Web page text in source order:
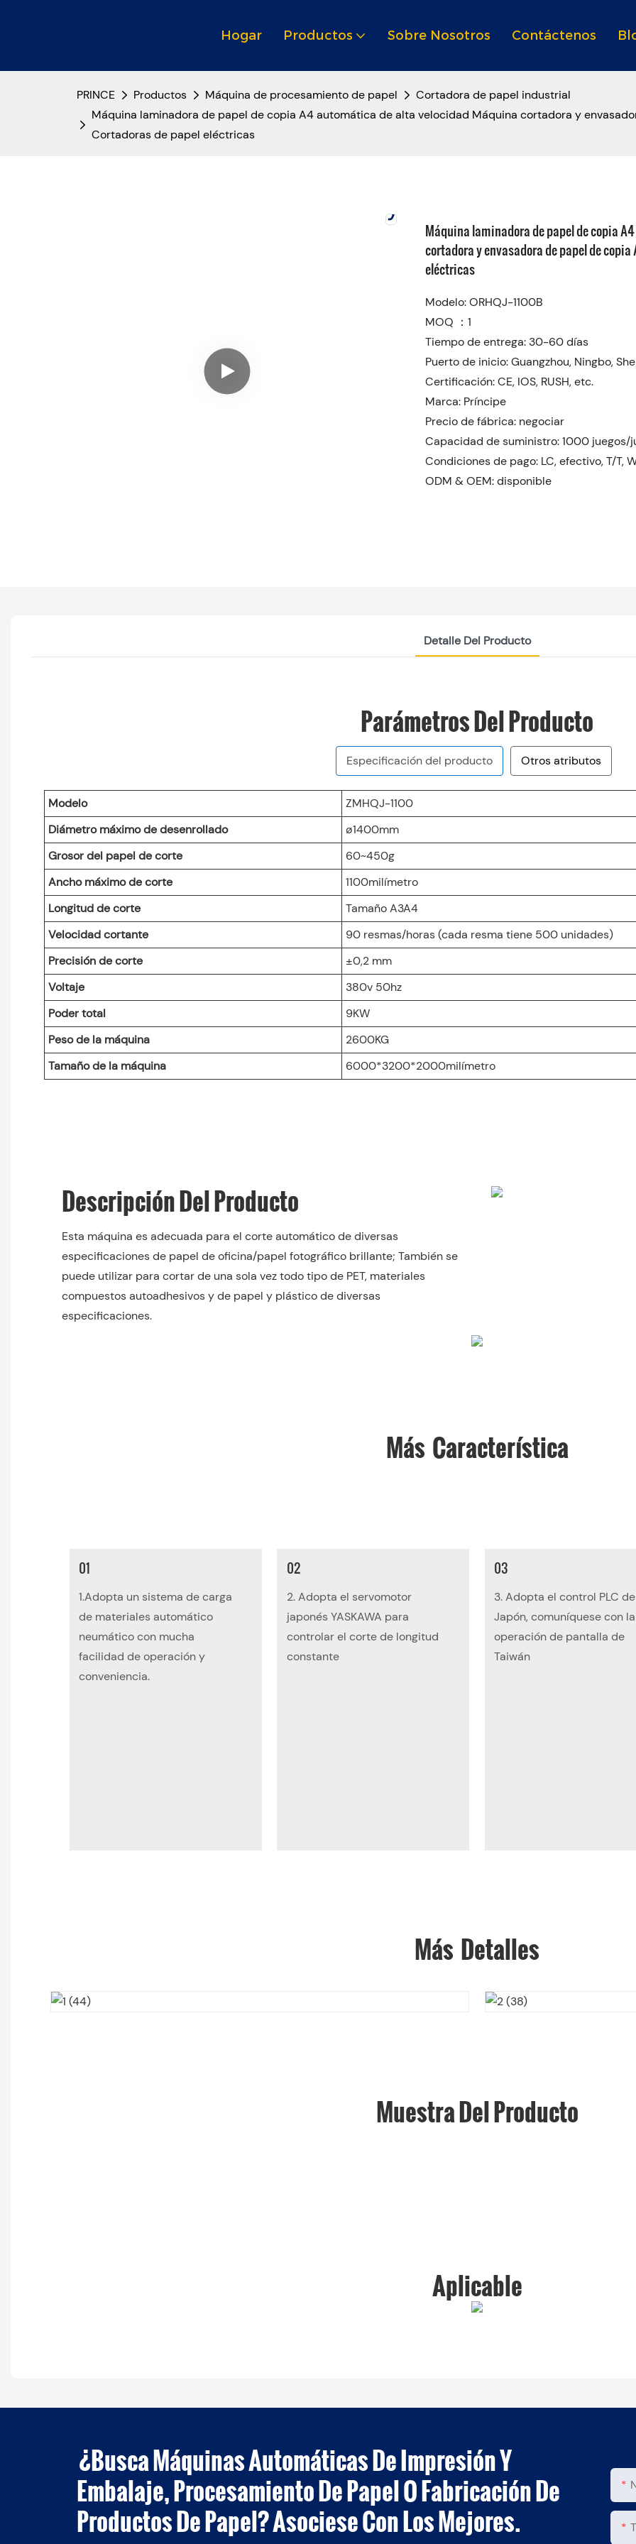
Hogar Productos Sobre Nosotros Contáctenos
PRINCE Productos Máquina de procesamiento de papel
Cortadora de papel industrial
Máquina laminadora de papel de copia A4 automática de alta velocidad Máquina cortadora y
Cortadoras de papel eléctricas
Máquina laminadora de papel de copia
cortadora y envasadora de papel de
eléctricas
Modelo: ORHQJ-1100B
MOQ ：1
Tiempo de entrega: 30-60 días
Puerto de inicio: Guangzhou, Ningbo,
Certificación: CE, IOS, RUSH, etc.
Marca: Príncipe
Precio de fábrica: negociar
Capacidad de suministro: 1000 juegos/
Condiciones de pago: LC, efectivo, T/T,
ODM & OEM: disponible
Detalle Del Producto
Parámetros Del Producto
Especificación del producto Otros atributos
Modelo
ZMHQJ-1100
Diámetro máximo de desenrollado
ø1400mm
Grosor del papel de corte
60~450g
Ancho máximo de corte
1100milímetro
Longitud de corte
Tamaño A3A4
Velocidad cortante
90 resmas/horas (cada resma tiene 500 unidades)
Precisión de corte
±0,2 mm
Voltaje
380v 50hz
Poder total
9KW
Peso de la máquina
2600KG
Tamaño de la máquina
6000*3200*2000milímetro
Descripción Del Producto
Esta máquina es adecuada para el corte automático de diversas
especificaciones de papel de oficina/papel fotográfico brillante; También se
puede utilizar para cortar de una sola vez todo tipo de PET, materiales
compuestos autoadhesivos y de papel y plástico de diversas
especificaciones.
Más Característica
01
1.Adopta un sistema de carga
de materiales automático
neumático con mucha
facilidad de operación y
conveniencia.
02
2. Adopta el servomotor
japonés YASKAWA para
controlar el corte de longitud
constante
03
3. Adopta el control PLC de
Japón, comuníquese con la
operación de pantalla de
Taiwán
Más Detalles
Muestra Del Producto
Aplicable
¿Busca Máquinas Automáticas De Impresión Y
Embalaje, Procesamiento De Papel O Fabricación De
Productos De Papel? Asociese Con Los Mejores.